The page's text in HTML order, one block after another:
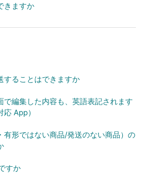
きますか
することはできますか
で編集した内容も、英語表記されます
App）
有形ではない商品/発送のない商品）の
すか